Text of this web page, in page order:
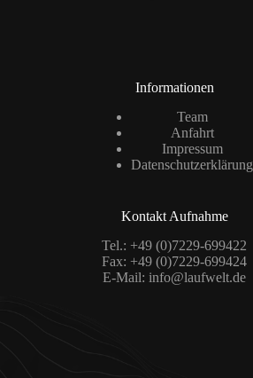
Informationen
Team
Anfahrt
Impressum
Datenschutzerklärung
Kontakt Aufnahme
Tel.: +49 (0)7229-699422
Fax: +49 (0)7229-699424
E-Mail: info@laufwelt.de